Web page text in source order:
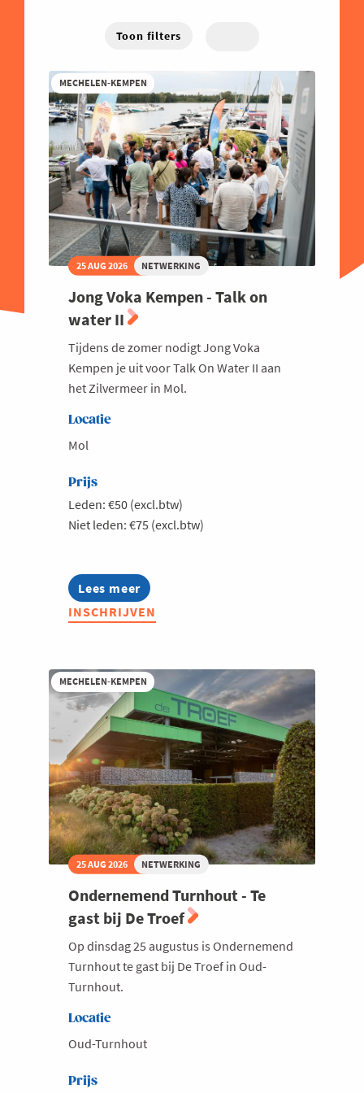
Toon filters
MECHELEN-KEMPEN
25 AUG 2026 NETWERKING
Jong Voka Kempen - Talk on
water II
Tijdens de zomer nodigt Jong Voka
Kempen je uit voor Talk On Water II aan
het Zilvermeer in Mol.
Locatie
Mol
Prijs
Leden: €50 (excl.btw)
Niet leden: €75 (excl.btw)
Lees meer
about
Jong
Voka
on
water
II
INSCHRIJVEN
MECHELEN-KEMPEN
25 AUG 2026 NETWERKING
Ondernemend Turnhout - Te
gast bij De Troef
Op dinsdag 25 augustus is Ondernemend
Turnhout te gast bij De Troef in Oud-
Turnhout.
Locatie
Oud-Turnhout
Prijs
Familiebedrijven
Good Governance
Groeien
Haven
Human Resources
Industrie
Innovatie
Internationaal Ondernemen
Juridisch
Logistiek en Transport
Marketing & Sales
Milieu
Mobiliteit
Netwerking
Onderwijs
Opvolging en Overname
Persoonlijke vaardigheden
Retail
Ruimtelijke ordening en Infrastructuur
Starten
Strategie
Supply Chain
Welzijn en gezondheidszorg